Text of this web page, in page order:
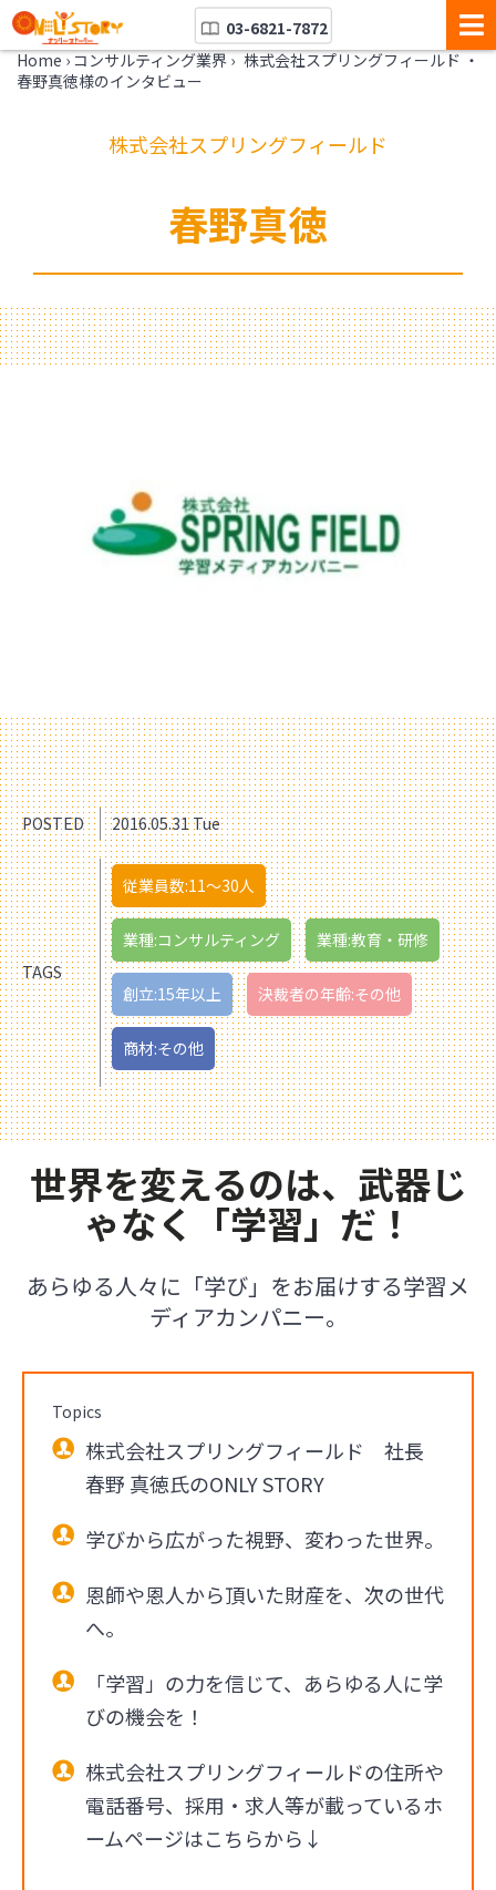
03-6821-7872
Home › コンサルティング業界 › 株式会社スプリングフィールド ・
春野真徳様のインタビュー
株式会社スプリングフィールド
春野真徳
POSTED 2016.05.31 Tue
TAGS
従業員数:11〜30人
業種:コンサルティング 業種:教育・研修
創立:15年以上 決裁者の年齢:その他
商材:その他
世界を変えるのは、武器じ
ゃなく「学習」だ！
あらゆる人々に「学び」をお届けする学習メ
ディアカンパニー。
Topics
株式会社スプリングフィールド 社長
春野 真徳氏のONLY STORY
学びから広がった視野、変わった世界。
恩師や恩人から頂いた財産を、次の世代
へ。
「学習」の力を信じて、あらゆる人に学
びの機会を！
株式会社スプリングフィールドの住所や
電話番号、採用・求人等が載っているホ
ームページはこちらから↓